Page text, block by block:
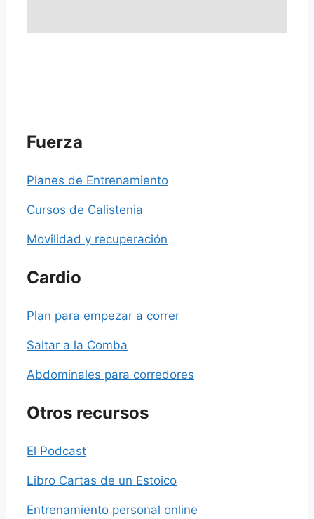
Fuerza
Planes de Entrenamiento
Cursos de Calistenia
Movilidad y recuperación
Cardio
Plan para empezar a correr
Saltar a la Comba
Abdominales para corredores
Otros recursos
El Podcast
Libro Cartas de un Estoico
Entrenamiento personal online